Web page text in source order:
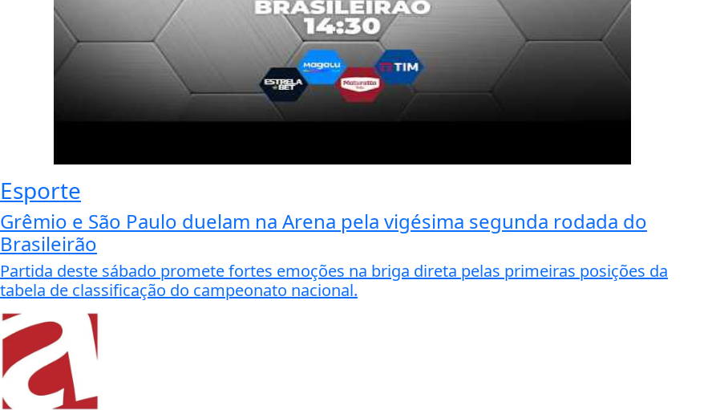
Esporte
Grêmio e São Paulo duelam na Arena pela vigésima segunda rodada do
Brasileirão
Partida deste sábado promete fortes emoções na briga direta pelas primeiras posições da
tabela de classificação do campeonato nacional.